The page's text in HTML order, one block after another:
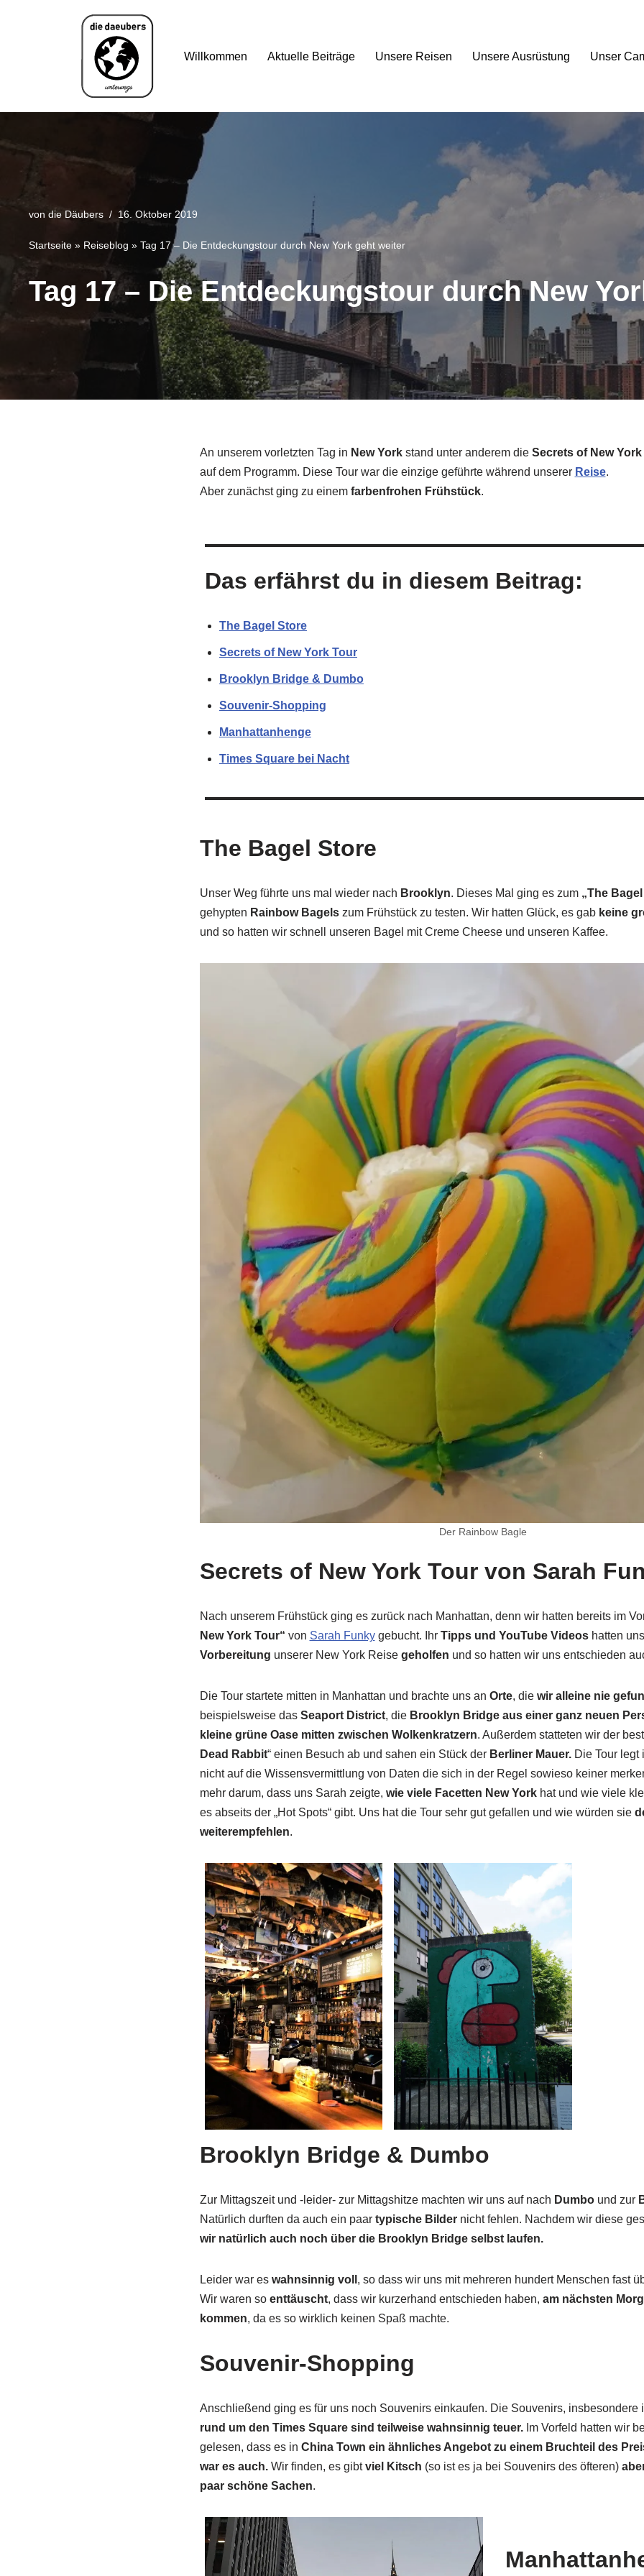
Willkommen Aktuelle Beiträge Unsere Reisen Unsere Ausrüstung Unser
von die Däubers 16. Oktober 2019
Startseite » Reiseblog » Tag 17 – Die Entdeckungstour durch New York geht weiter
Tag 17 – Die Entdeckungstour durch New
An unserem vorletzten Tag in New Yorkstand unter anderem die Secrets of New York
auf dem Programm. Diese Tour war die einzige geführte während unserer Reise.
Aber zunächst ging zu einemfarbenfrohen Frühstück.
Das erfährst du in diesem Beitrag:
The Bagel Store
Secrets of New York Tour
Brooklyn Bridge & Dumbo
Souvenir-Shopping
Manhattanhenge
Times Square bei Nacht
The Bagel Store
Unser Weg führte uns mal wieder nach Brooklyn. Dieses Mal ging es zum„The Bagel
gehypten Rainbow Bagelszum Frühstück zu testen. Wir hatten Glück, es gab keine
und so hatten wir schnell unseren Bagel mit Creme Cheese und unseren Kaffee.
Der Rainbow Bagle
Secrets of New York Tour von Sarah
Nach unserem Frühstück ging es zurück nach Manhattan, denn wir hatten bereits im
New York Tour“ von Sarah Funkygebucht. Ihr Tipps und YouTube Videoshatten
Vorbereitung unserer New York Reise geholfen und so hatten wir uns entschieden
Die Tour startete mitten in Manhattan und brachte uns an Orte, die wir alleine nie
beispielsweise das Seaport District, die Brooklyn Bridge aus einer ganz neuen
kleine grüne Oase mitten zwischen Wolkenkratzern. Außerdem statteten wir der
Dead Rabbit“ einen Besuch ab und sahen ein Stück derBerliner Mauer.Die Tour legt
nicht auf die Wissensvermittlung von Daten die sich in der Regel sowieso keiner
mehr darum, dass uns Sarah zeigte, wie viele Facetten New Yorkhat und wie viele
es abseits der „Hot Spots“ gibt. Uns hat die Tour sehr gut gefallen und wie würden sie
weiterempfehlen.
Brooklyn Bridge & Dumbo
Zur Mittagszeit und -leider- zur Mittagshitze machten wir uns auf nach Dumbo und zur
Natürlich durften da auch ein paar typische Bilder nicht fehlen. Nachdem wir diese
wir natürlich auch noch über die Brooklyn Bridge selbst laufen.
Leider war es wahnsinnig voll , so dass wir uns mit mehreren hundert Menschen fast
Wir waren so enttäuscht, dass wir kurzerhand entschieden haben, am nächsten
kommen, da es so wirklich keinen Spaß machte.
Souvenir-Shopping
Anschließend ging es für uns noch Souvenirs einkaufen. Die Souvenirs, insbesondere
rund um den Times Square sind teilweise wahnsinnig teuer.Im Vorfeld hatten wir
gelesen, dass es in China Town ein ähnliches Angebot zu einem Bruchteil des
war es auch.Wir finden, es gibtviel Kitsch (so ist es ja bei Souvenirs des öfteren)
paar schöne Sachen.